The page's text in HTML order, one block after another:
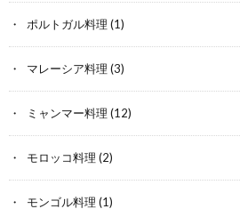
ポルトガル料理 (1)
マレーシア料理 (3)
ミャンマー料理 (12)
モロッコ料理 (2)
モンゴル料理 (1)